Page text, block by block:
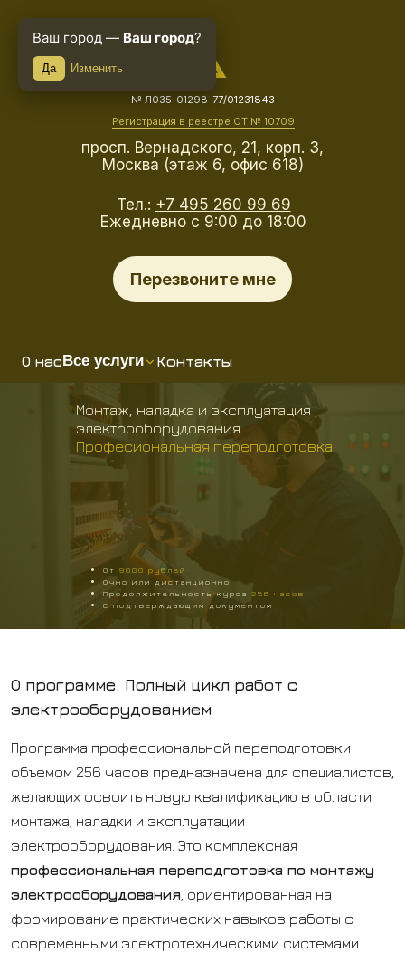
Тел.: +7 495 260 99 69
Ежедневно с 9:00 до 18:00
Перезвоните мне
просп. Вернадского, 21, корп. 3,
Москва (этаж 6, офис 618)
№ Л035-01298-77/01231843
Регистрация в реестре ОТ № 10709
О насВсе услуги Контакты
От 9000 рублей
Очно или дистанционно
Продолжительность курса 256 часов
С подтверждающим документом
Монтаж, наладка и эксплуатация
электрооборудования
Професиональная переподготовка
О программе. Полный цикл работ с
электрооборудованием
Программа профессиональной переподготовки
объемом 256 часов предназначена для специалистов,
желающих освоить новую квалификацию в области
монтажа, наладки и эксплуатации
электрооборудования. Это комплексная
профессиональная переподготовка по монтажу
электрооборудования , ориентированная на
формирование практических навыков работы с
современными электротехническими системами.
Ваш город — Ваш город?
Да Изменить